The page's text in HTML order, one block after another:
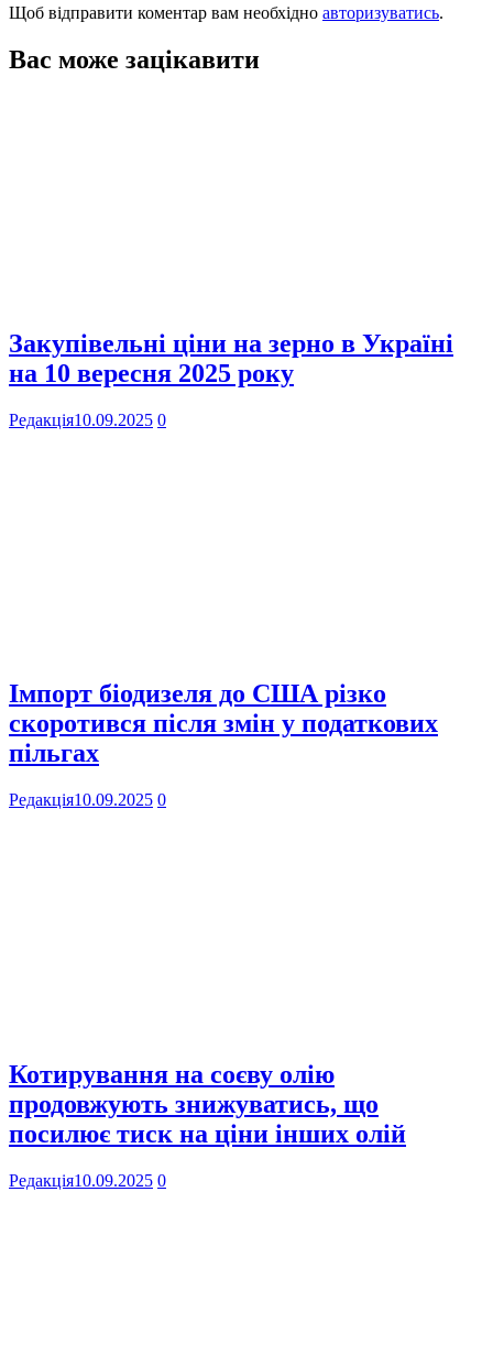
Щоб відправити коментар вам необхідно авторизуватись.
Вас може зацікавити
Закупівельні ціни на зерно в Україні
на 10 вересня 2025 року
Редакція10.09.2025 0
Імпорт біодизеля до США різко
скоротився після змін у податкових
пільгах
Редакція10.09.2025 0
Котирування на соєву олію
продовжують знижуватись, що
посилює тиск на ціни інших олій
Редакція10.09.2025 0